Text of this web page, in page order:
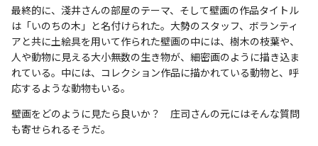
最終的に、淺井さんの部屋のテーマ、そして壁画の作品タイトル
は「いのちの木」と名付けられた。大勢のスタッフ、ボランティ
アと共に土絵具を用いて作られた壁画の中には、樹木の枝葉や、
人や動物に見える大小無数の生き物が、細密画のように描き込ま
れている。中には、コレクション作品に描かれている動物と、呼
応するような動物もいる。
壁画をどのように見たら良いか？ 庄司さんの元にはそんな質問
も寄せられるそうだ。